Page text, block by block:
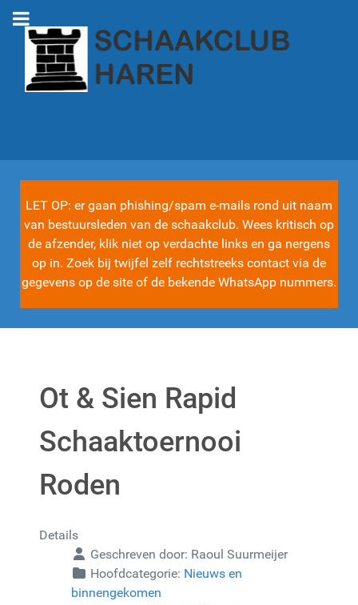
LET OP: er gaan phishing/spam e-mails rond uit naam
van bestuursleden van de schaakclub. Wees kritisch op
de afzender, klik niet op verdachte links en ga nergens
op in. Zoek bij twijfel zelf rechtstreeks contact via de
gegevens op de site of de bekende WhatsApp nummers.
Ot & Sien Rapid
Schaaktoernooi
Roden
Details
Geschreven door: Raoul Suurmeijer
Hoofdcategorie: Nieuws en
binnengekomen